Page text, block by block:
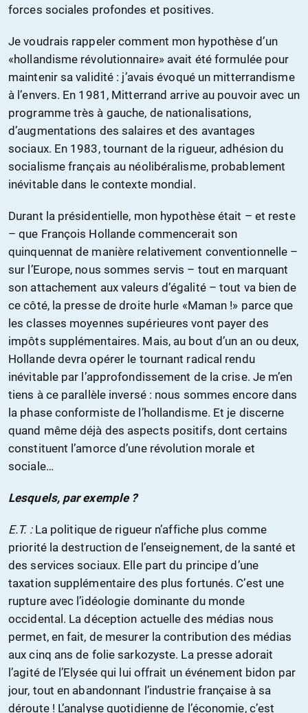
forces sociales profondes et positives.
Je voudrais rappeler comment mon hypothèse d’un
«hollandisme révolutionnaire» avait été formulée pour
maintenir sa validité : j’avais évoqué un mitterrandisme
à l’envers. En 1981, Mitterrand arrive au pouvoir avec un
programme très à gauche, de nationalisations,
d’augmentations des salaires et des avantages
sociaux. En 1983, tournant de la rigueur, adhésion du
socialisme français au néolibéralisme, probablement
inévitable dans le contexte mondial.
Durant la présidentielle, mon hypothèse était – et reste
– que François Hollande commencerait son
quinquennat de manière relativement conventionnelle –
sur l’Europe, nous sommes servis – tout en marquant
son attachement aux valeurs d’égalité – tout va bien de
ce côté, la presse de droite hurle «Maman !» parce que
les classes moyennes supérieures vont payer des
impôts supplémentaires. Mais, au bout d’un an ou deux,
Hollande devra opérer le tournant radical rendu
inévitable par l’approfondissement de la crise. Je m’en
tiens à ce parallèle inversé : nous sommes encore dans
la phase conformiste de l’hollandisme. Et je discerne
quand même déjà des aspects positifs, dont certains
constituent l’amorce d’une révolution morale et
sociale…
Lesquels, par exemple ?
E.T. :La politique de rigueur n’affiche plus comme
priorité la destruction de l’enseignement, de la santé et
des services sociaux. Elle part du principe d’une
taxation supplémentaire des plus fortunés. C’est une
rupture avec l’idéologie dominante du monde
occidental. La déception actuelle des médias nous
permet, en fait, de mesurer la contribution des médias
aux cinq ans de folie sarkozyste. La presse adorait
l’agité de l’Elysée qui lui offrait un événement bidon par
jour, tout en abandonnant l’industrie française à sa
déroute ! L’analyse quotidienne de l’économie, c’est